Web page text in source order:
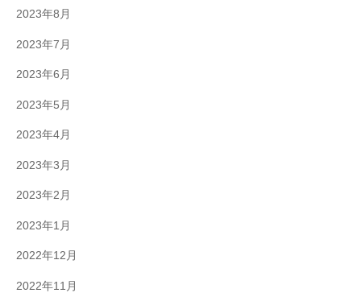
2023年8月
2023年7月
2023年6月
2023年5月
2023年4月
2023年3月
2023年2月
2023年1月
2022年12月
2022年11月